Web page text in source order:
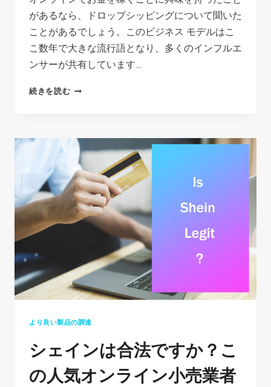
ッ
プ
と
避
け
い
があるなら、ドロップシッピングについて聞いた
ことがあるでしょう。このビジネス モデルはこ
こ数年で大きな流行語となり、多くのインフルエ
ンサーが共有しています…
続きを読むIS
IN
2026?
より良い製品の調達
シェインは合法ですか？こ
の人気オンライン小売業者